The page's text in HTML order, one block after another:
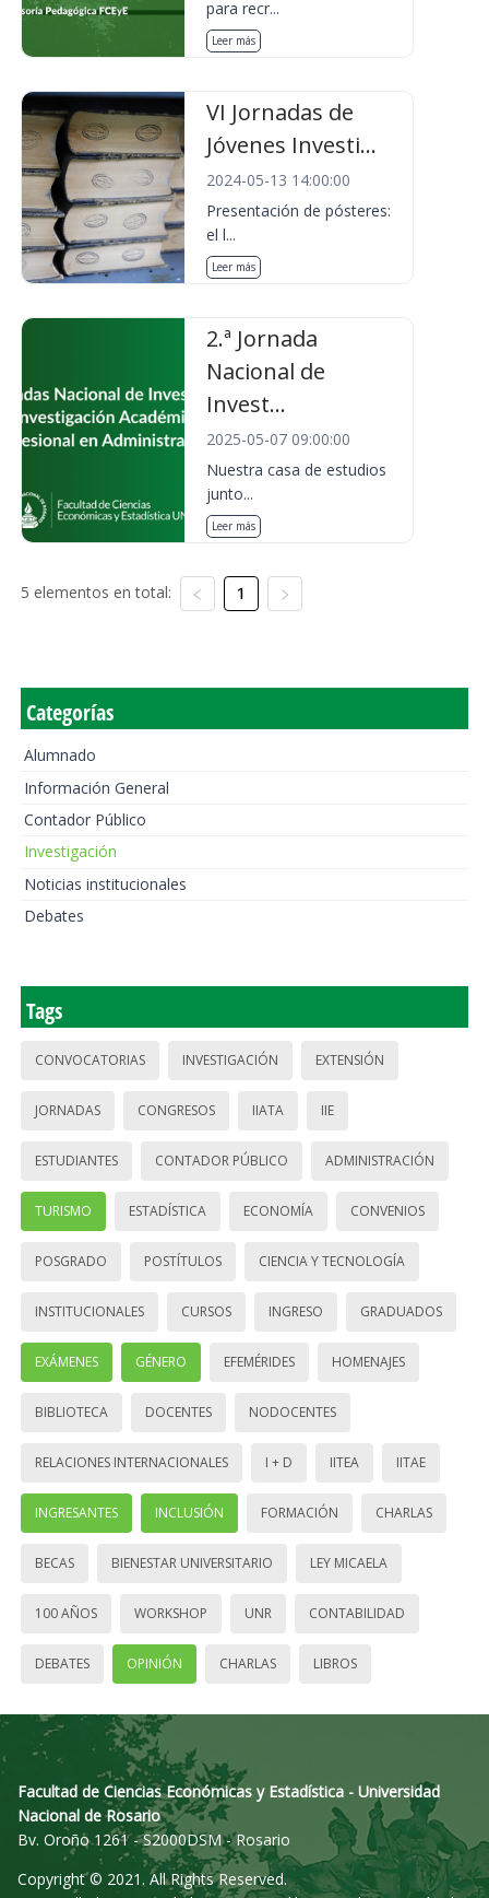
para recr...
Leer más
VI Jornadas de
Jóvenes Investi...
2024-05-13 14:00:00
Presentación de pósteres:
el l...
Leer más
2.ª Jornada
Nacional de
Invest...
2025-05-07 09:00:00
Nuestra casa de estudios
junto...
Leer más
5 elementos en total: 1
Categorías
Alumnado
Información General
Contador Público
Investigación
Noticias institucionales
Debates
Tags
CONVOCATORIAS INVESTIGACIÓN EXTENSIÓN
JORNADAS CONGRESOS IIATA IIE
ESTUDIANTES CONTADOR PÚBLICO ADMINISTRACIÓN
TURISMO ESTADÍSTICA ECONOMÍA CONVENIOS
POSGRADO POSTÍTULOS CIENCIA Y TECNOLOGÍA
INSTITUCIONALES CURSOS INGRESO GRADUADOS
EXÁMENES GÉNERO EFEMÉRIDES HOMENAJES
BIBLIOTECA DOCENTES NODOCENTES
RELACIONES INTERNACIONALES I + D IITEA IITAE
INGRESANTES INCLUSIÓN FORMACIÓN CHARLAS
BECAS BIENESTAR UNIVERSITARIO LEY MICAELA
100 AÑOS WORKSHOP UNR CONTABILIDAD
DEBATES OPINIÓN CHARLAS LIBROS
Facultad de Ciencias Económicas y Estadística - Universidad
Nacional de Rosario
Bv. Oroño 1261 - S2000DSM - Rosario
Copyright © 2021. All Rights Reserved.